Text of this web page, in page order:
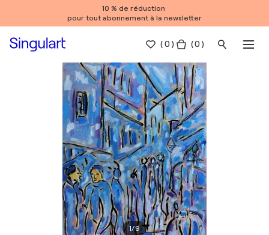
10 % de réduction
pour tout abonnement à la newsletter
(0 ) ( 0 )
1/9